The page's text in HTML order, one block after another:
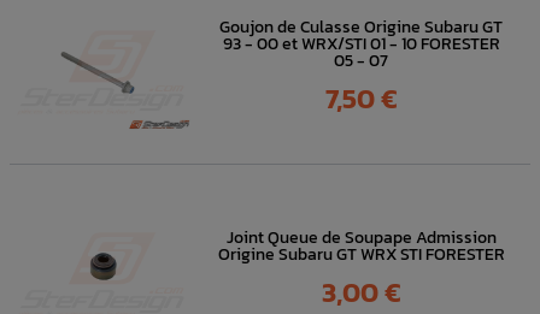
Goujon de Culasse Origine Subaru GT
93 - 00 et WRX/STI 01 - 10 FORESTER
05 - 07
Prix
7,50 €
Joint Queue de Soupape Admission
Origine Subaru GT WRX STI FORESTER
Prix
3,00 €